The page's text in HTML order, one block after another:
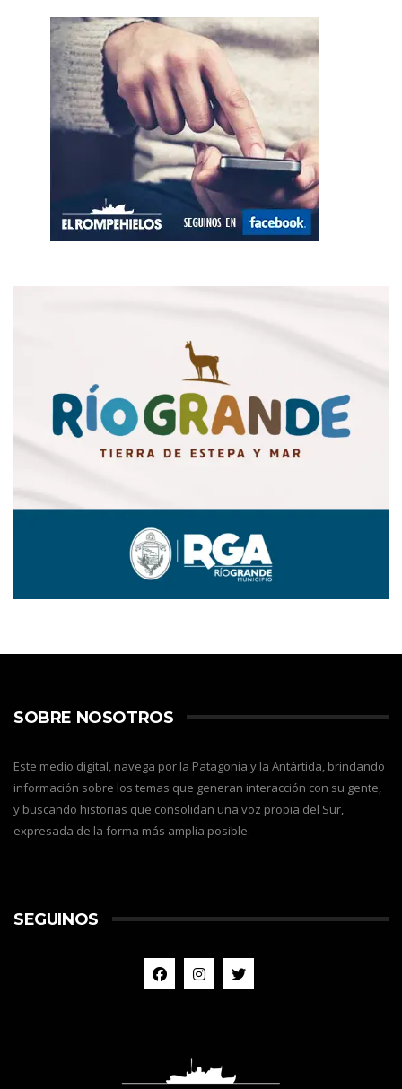
SOBRE NOSOTROS
Este medio digital, navega por la Patagonia y la Antártida, brindando
información sobre los temas que generan interacción con su gente,
y buscando historias que consolidan una voz propia del Sur,
expresada de la forma más amplia posible.
SEGUINOS